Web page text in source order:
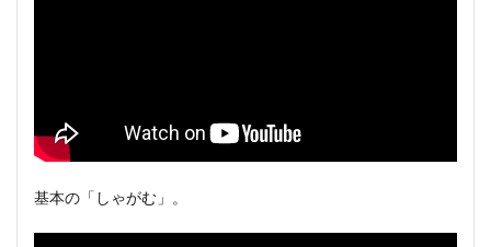
基本の「しゃがむ」。